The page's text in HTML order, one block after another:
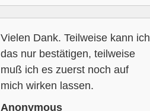
Vielen Dank. Teilweise kann ich
das nur bestätigen, teilweise
muß ich es zuerst noch auf
mich wirken lassen.
Anonymous